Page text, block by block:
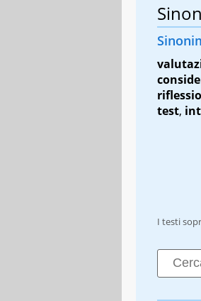
test,
I testi